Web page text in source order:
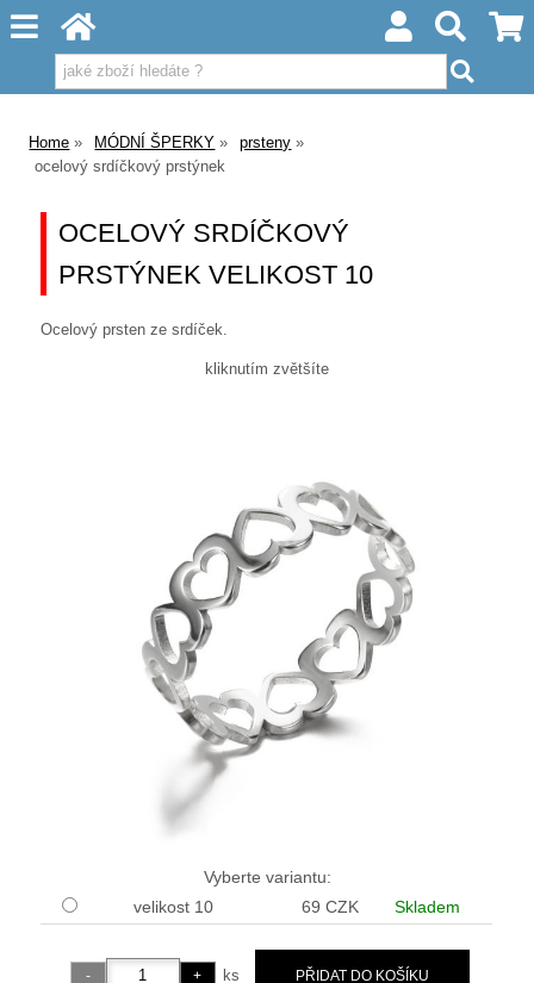
Home MÓDNÍ ŠPERKY
prsteny
ocelový srdíčkový prstýnek
OCELOVÝ SRDÍČKOVÝ
PRSTÝNEK VELIKOST 10
Ocelový prsten ze srdíček.
kliknutím zvětšíte
Vyberte variantu:
velikost 10
69 CZK Skladem
ks